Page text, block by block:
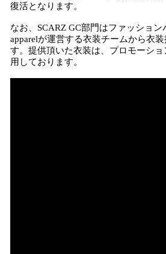
復活となります。
なお、SCARZ GC部門はファッショ
apparelが運営する衣装チームから衣
す。提供頂いた衣装は、プロモーシ
用しております。